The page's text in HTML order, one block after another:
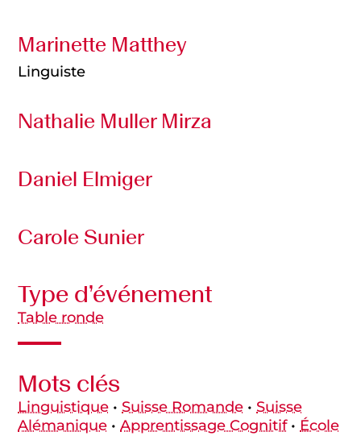
Marinette Matthey
Linguiste
Nathalie Muller Mirza
Daniel Elmiger
Carole Sunier
Type d’événement
Table ronde
Mots clés
Linguistique •Suisse Romande •Suisse
Alémanique •Apprentissage Cognitif• École